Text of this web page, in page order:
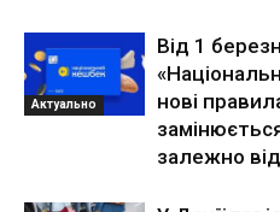
Актуально
Від 1
нові
залежно від